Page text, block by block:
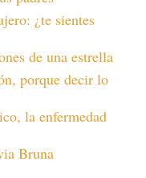
¿te sientes
de una estrella
porque decir lo
la enfermedad
Bruna